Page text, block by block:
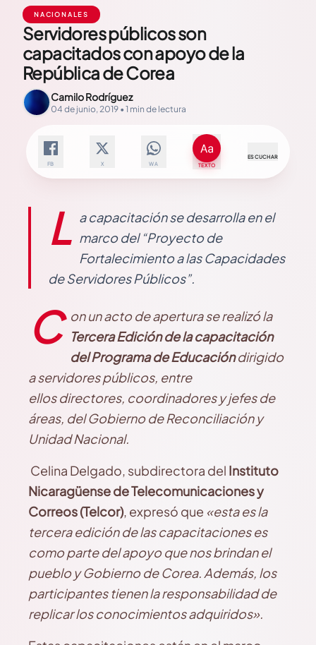
NACIONALES
Servidores públicos son
capacitados con apoyo de la
República de Corea
Camilo Rodríguez
04 de junio, 2019 • 1 min de lectura
FB X WA TEXTO
ESCUCHAR
L a capacitación se desarrolla en el
marco del “Proyecto de
Fortalecimiento a las Capacidades
de Servidores Públicos”.
C
on un acto de apertura se realizó la
Tercera Edición de la capacitación
del Programa de Educación dirigido
a servidores públicos, entre
ellosdirectores, coordinadores y jefes de
áreas, del Gobierno de Reconciliación y
Unidad Nacional.
Celina Delgado, subdirectora del Instituto
Nicaragüense de Telecomunicaciones y
Correos (Telcor), expresó que «esta es la
tercera edición de las capacitaciones es
como parte del apoyo que nos brindan el
pueblo y Gobierno de Corea. Además, los
participantes tienen la responsabilidad de
replicar los conocimientos adquiridos».